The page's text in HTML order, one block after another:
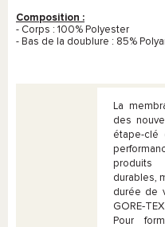
Composition :
- Corps : 100% Polyester
- Bas de la doublure : 85%
La
des
étape-clé
produits
durables,
durée de
Pour